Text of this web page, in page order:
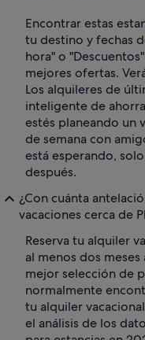
Encontrar estas
tu destino y fechas
hora" o
mejores ofertas.
Los alquileres de
inteligente de
estés planeando un
de semana con
está esperando,
después.
¿Con cuánta
vacaciones cerca de
Reserva tu alquiler
al menos dos
mejor selección de
normalmente
tu alquiler
el análisis de los